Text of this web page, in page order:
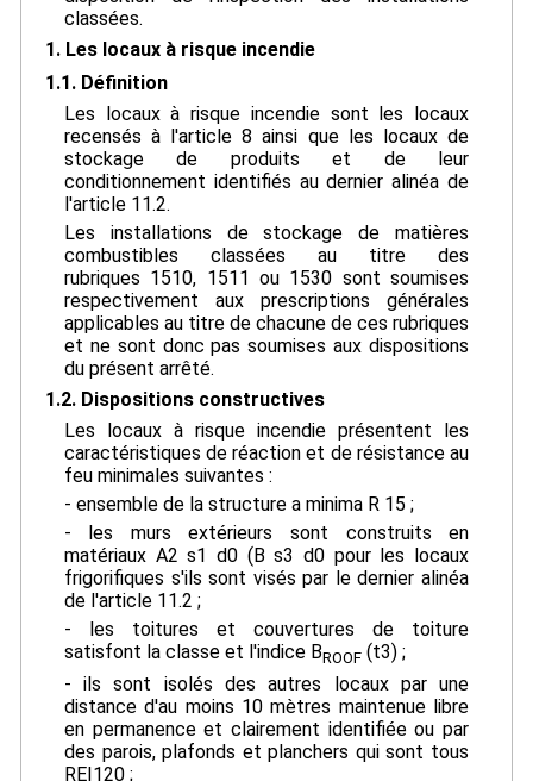
classées.
1. Les locaux à risque incendie
1.1. Définition
Les locaux à risque incendie sont les locaux
recensés à l'article 8 ainsi que les locaux de
stockage de produits et de leur
conditionnement identifiés au dernier alinéa de
l'article 11.2.
Les installations de stockage de matières
combustibles classées au titre des
rubriques 1510, 1511 ou 1530 sont soumises
respectivement aux prescriptions générales
applicables au titre de chacune de ces rubriques
et ne sont donc pas soumises aux dispositions
du présent arrêté.
1.2. Dispositions constructives
Les locaux à risque incendie présentent les
caractéristiques de réaction et de résistance au
feu minimales suivantes :
- ensemble de la structure a minima R 15 ;
- les murs extérieurs sont construits en
matériaux A2 s1 d0 (B s3 d0 pour les locaux
frigorifiques s'ils sont visés par le dernier alinéa
de l'article 11.2 ;
- les toitures et couvertures de toiture
satisfont la classe et l'indice BROOF(t3) ;
- ils sont isolés des autres locaux par une
distance d'au moins 10 mètres maintenue libre
en permanence et clairement identifiée ou par
des parois, plafonds et planchers qui sont tous
REI120 ;